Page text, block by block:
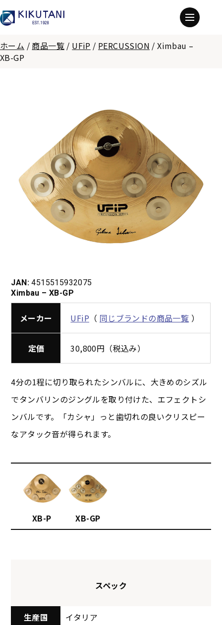
ホーム / 商品一覧 / UFiP / PERCUSSION /Ximbau –
XB-GP
JAN: 4515515932075
Ximbau – XB-GP
メーカー UFiP （ 同じブランドの商品一覧 ）
定価 30,800円（税込み）
4分の1程に切り取られたシンバルに、大きめのシズル
でタンバリンのジングルを取り付けた、エフェクトシ
ンバルです。「カシャ」っと歯切れの良いクリスピー
なアタック音が得られます。
XB-P XB-GP
スペック
生産国 イタリア